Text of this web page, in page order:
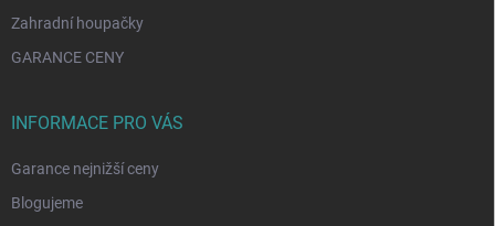
Zahradní houpačky
GARANCE CENY
INFORMACE PRO VÁS
Garance nejnižší ceny
Blogujeme